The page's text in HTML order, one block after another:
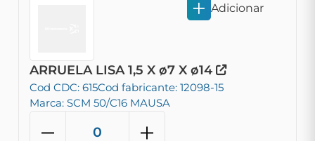
ARRUELA LISA 1,5 X ø7 X ø14
Cod CDC: 615Cod fabricante: 12098-15
Marca: SCM 50/C16 MAUSA
Adicionar